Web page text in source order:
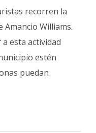
recorren la
Williams.
esta actividad
estén
puedan